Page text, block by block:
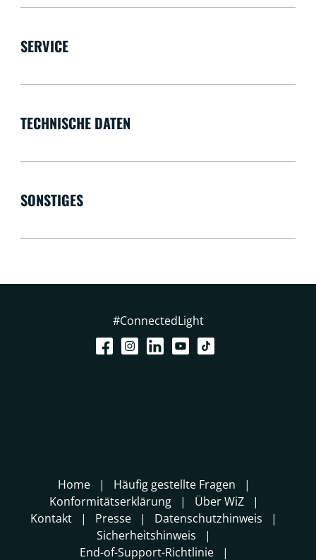
SERVICE
TECHNISCHE DATEN
SONSTIGES
#ConnectedLight
Home
Häufig gestellte Fragen
Konformitätserklärung
Über WiZ
Kontakt
Presse
Datenschutzhinweis
Sicherheitshinweis
End-of-Support-Richtlinie